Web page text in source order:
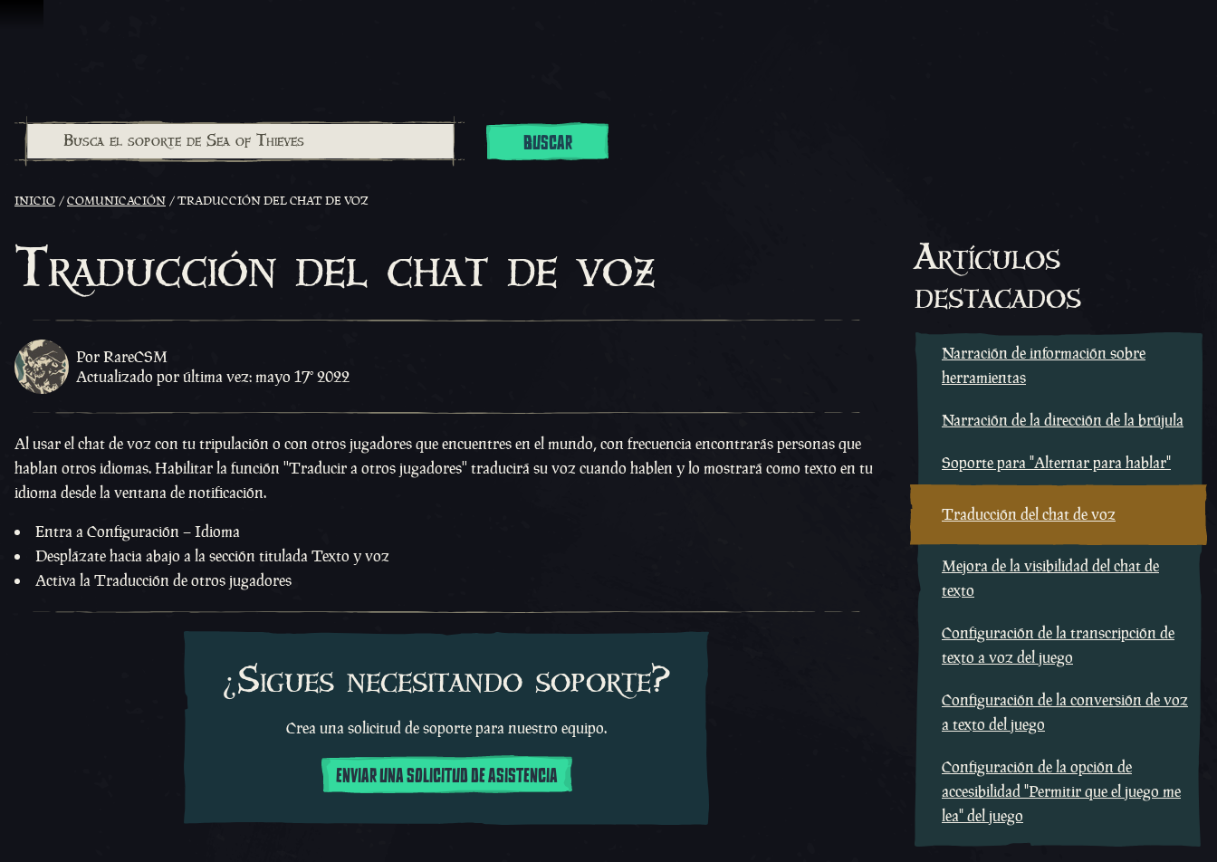
BUSCAR
INICIO COMUNICACIÓN TRADUCCIÓN DEL CHAT DE VOZ
Traducción del chat de voz
Por RareCSM
Actualizado por última vez: mayo 17º 2022
Al usar el chat de voz con tu tripulación o con otros jugadores que encuentres en el mundo, con frecuencia encontrarás personas que
hablan otros idiomas. Habilitar la función ''Traducir a otros jugadores'' traducirá su voz cuando hablen y lo mostrará como texto en tu
idioma desde la ventana de notificación.
Entra a Configuración – Idioma
Desplázate hacia abajo a la sección titulada Texto y voz
Activa la Traducción de otros jugadores
¿Sigues necesitando soporte?
Crea una solicitud de soporte para nuestro equipo.
ENVIAR UNA SOLICITUD DE ASISTENCIA
Artículos
destacados
Narración de información sobre
herramientas
Narración de la dirección de la brújula
Soporte para "Alternar para hablar"
Traducción del chat de voz
Mejora de la visibilidad del chat de
texto
Configuración de la transcripción de
texto a voz del juego
Configuración de la conversión de voz
a texto del juego
Configuración de la opción de
accesibilidad "Permitir que el juego me
lea" del juego